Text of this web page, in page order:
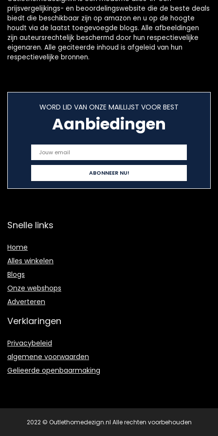
prijsvergelijkings- en beoordelingswebsite die de beste deals
biedt die beschikbaar zijn op amazon en u op de hoogte
houdt via de laatst toegevoegde blogs. Alle afbeeldingen
zijn auteursrechtelijk beschermd door hun respectievelijke
eigenaren. Alle geciteerde inhoud is afgeleid van hun
respectievelijke bronnen.
WORD LID VAN ONZE MAILLIJST VOOR BEST
Aanbiedingen
Snelle links
Home
Alles winkelen
Blogs
Onze webshops
Adverteren
Verklaringen
Privacybeleid
algemene voorwaarden
Gelieerde openbaarmaking
2022 © Outlethomedezign.nl Alle rechten voorbehouden